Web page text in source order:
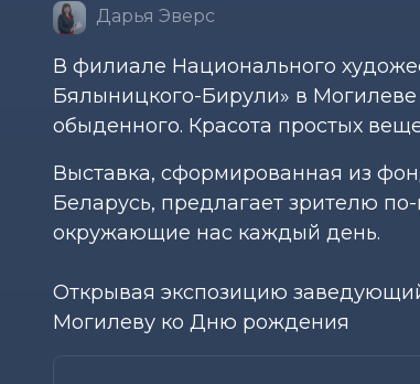
Дарья Эверс
В филиале Национального
Бялыницкого-Бирули» в Могилеве
обыденного. Красота простых
Выставка, сформированная из
Беларусь, предлагает зрителю
окружающие нас каждый день.
Открывая экспозицию
Могилеву ко Дню рождения